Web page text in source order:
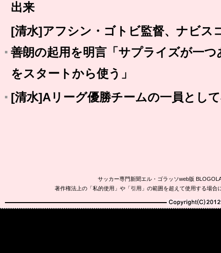
出来
[清水]アフシン・ゴトビ監督、ナビス
善朗の起用を明言「サプライズが一
をスタートから使う」
[清水]Aリーグ優勝チームの一員とし
サッカー専門新聞エル・ゴラッソweb版
著作権法上の「私的使用」や「引用」の範囲を超えて使用する場
Copyright(C)2010-